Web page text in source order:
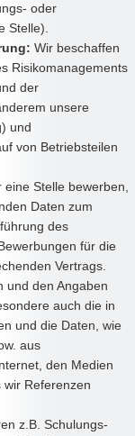
oder
Stelle).
Wir beschaffen
Risikomanagements
der
unsere
und
von Betriebsteilen
eine Stelle bewerben,
Daten zum
des
für die
Vertrags.
und den Angaben
auch die in
und die Daten, wie
aus
den Medien
wir Referenzen
z.B. Schulungs-